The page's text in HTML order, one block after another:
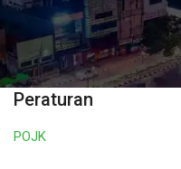
Peraturan
POJK